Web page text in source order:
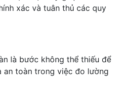
xác và tuân thủ các quy
là bước không thể thiếu để
an toàn trong việc đo lường